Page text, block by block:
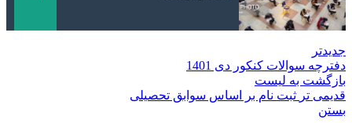
جدیدتر
دفترچه سوالات کنکور دی 1401
بازگشت به لیست
قدیمی تر ثبت نام بر اساس سوابق تحصیلی
بستن